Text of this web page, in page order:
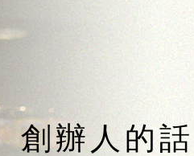
創辦人的話